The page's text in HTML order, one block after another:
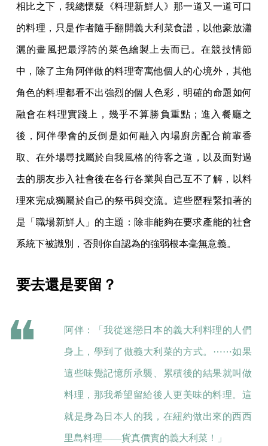
相比之下，我總懷疑《料理新鮮人》那一道又一道可口
的料理，只是作者隨手翻開義大利菜食譜，以他豪放瀟
灑的畫風把最浮誇的菜色繪製上去而已。在競技情節
中，除了主角阿伴做的料理寄寓他個人的心境外，其他
角色的料理都看不出強烈的個人色彩，明確的命題如何
融會在料理實踐上，幾乎不算勝負重點；進入餐廳之
後，阿伴學會的反倒是如何融入內場廚房配合前輩香
取、在外場尋找屬於自我風格的待客之道，以及面對過
去的朋友步入社會後在各行各業與自己互不了解，以料
理來完成獨屬於自己的祭弔與交流。這些歷程緊扣著的
是「職場新鮮人」的主題：除非能夠在要求產能的社會
系統下被識別，否則你自認為的強弱根本毫無意義。
要去還是要留？
阿伴：「我從迷戀日本的義大利料理的人們
身上，學到了做義大利菜的方式。⋯⋯如果
這些味覺記憶所承襲、累積後的結果就叫做
料理，那我希望留給後人更美味的料理。這
就是身為日本人的我，在紐約做出來的西西
里島料理——貨真價實的義大利菜！」